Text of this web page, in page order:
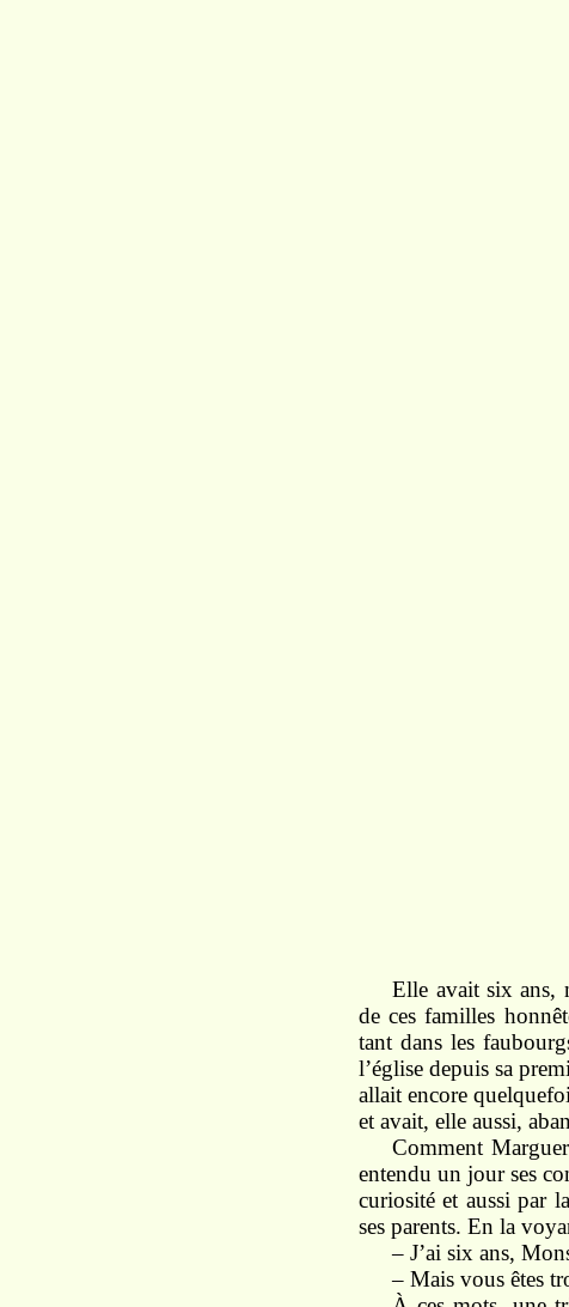
Elle avait six ans,
de ces familles
tant dans les
l’église depuis sa
allait encore
et avait, elle aussi,
Comment
entendu un jour ses
curiosité et aussi par
ses parents. En la
– J’ai six ans,
– Mais vous êtes